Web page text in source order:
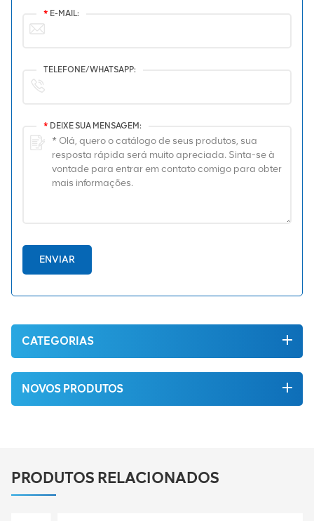
* E-MAIL:
TELEFONE/WHATSAPP:
* DEIXE SUA MENSAGEM:
ENVIAR
CATEGORIAS
NOVOS PRODUTOS
PRODUTOS RELACIONADOS